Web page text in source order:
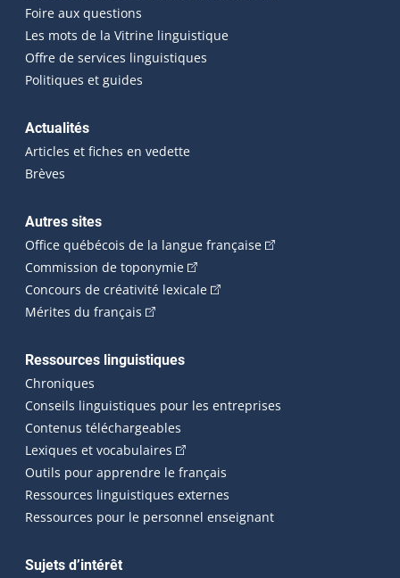
Foire aux questions
Les mots de la Vitrine linguistique
Offre de services linguistiques
Politiques et guides
Actualités
Articles et fiches en vedette
Brèves
Autres sites
Office québécois de la langue française(Cet hyperlien
Commission de toponymie(Cet hyperlien externe s'ouvrira
Concours de créativité lexicale(Cet hyperlien externe
Mérites du français (Cet hyperlien externe s'ouvrira dans une
Ressources linguistiques
Chroniques
Conseils linguistiques pour les entreprises
Contenus téléchargeables
Lexiques et vocabulaires (Cet hyperlien externe s'ouvrira
Outils pour apprendre le français
Ressources linguistiques externes
Ressources pour le personnel enseignant
Sujets d’intérêt